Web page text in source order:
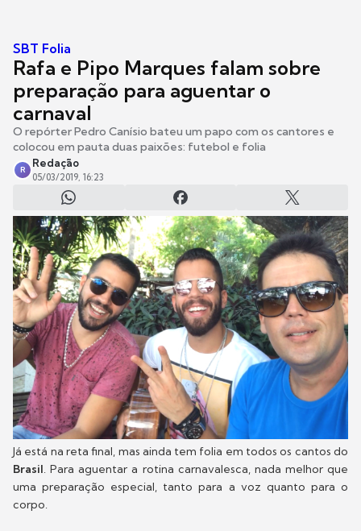
SBT Folia
Rafa e Pipo Marques falam sobre
preparação para aguentar o
carnaval
O repórter Pedro Canísio bateu um papo com os cantores e
colocou em pauta duas paixões: futebol e folia
R
Redação
05/03/2019, 16:23
Já está na reta final, mas ainda tem folia em todos os cantos do
Brasil. Para aguentar a rotina carnavalesca, nada melhor que
uma preparação especial, tanto para a voz quanto para o
corpo.